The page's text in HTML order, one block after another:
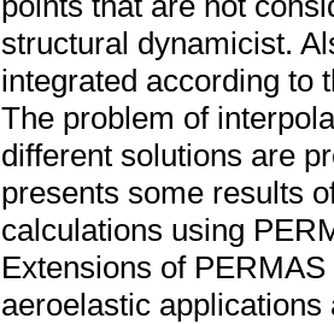
structural dynamicist.
integrated according to
The problem of
different solutions are
presents some results
calculations using
Extensions of
aeroelastic applications